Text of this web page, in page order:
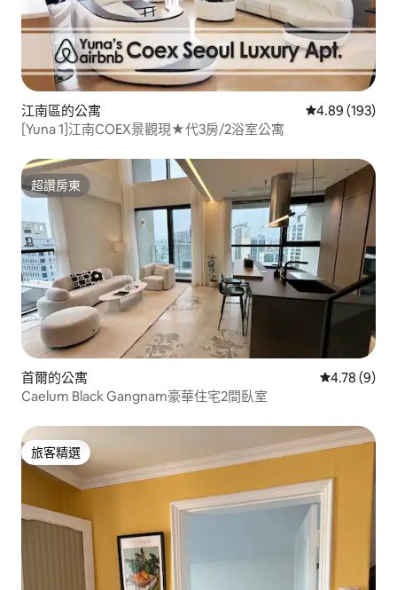
江南區的公寓 從 193 則評價
4.89 (193)
[Yuna 1]江南COEX景觀現★代3房/2浴室公寓
超讚房東
超讚房東
首爾的公寓 從 9 則評價
4.78 (9)
Caelum Black Gangnam豪華住宅2間臥室
旅客精選
旅客精選